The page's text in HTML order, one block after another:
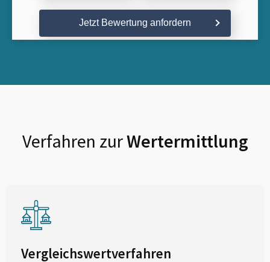
Jetzt Bewertung anfordern
Verfahren zurWertermittlung
Vergleichswertverfahren